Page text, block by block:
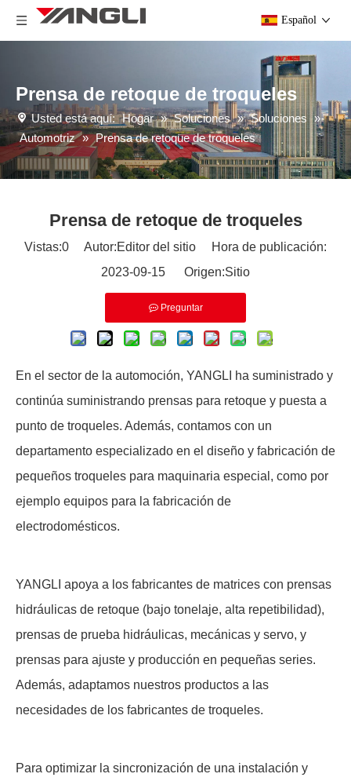
Español
Prensa de retoque de troqueles
Usted está aquí: Hogar » Soluciones » Soluciones »
Automotriz » Prensa de retoque de troqueles
Prensa de retoque de troqueles
Vistas:0 Autor:Editor del sitio Hora de publicación:
2023-09-15 Origen:Sitio
Preguntar
En el sector de la automoción, YANGLI ha suministrado y
continúa suministrando prensas para retoque y puesta a
punto de troqueles. Además, contamos con un
departamento especializado en el diseño y fabricación de
pequeños troqueles para maquinaria especial, como por
ejemplo equipos para la fabricación de
electrodomésticos.
YANGLI apoya a los fabricantes de matrices con prensas
hidráulicas de retoque (bajo tonelaje, alta repetibilidad),
prensas de prueba hidráulicas, mecánicas y servo, y
prensas para ajuste y producción en pequeñas series.
Además, adaptamos nuestros productos a las
necesidades de los fabricantes de troqueles.
Para optimizar la sincronización de una instalación y